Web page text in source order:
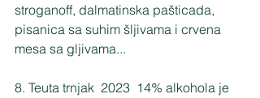
stroganoff, dalmatinska pašticada,
pisanica sa suhim šljivama i crvena
mesa sa gljivama...
8. Teuta trnjak  2023  14% alkohola je